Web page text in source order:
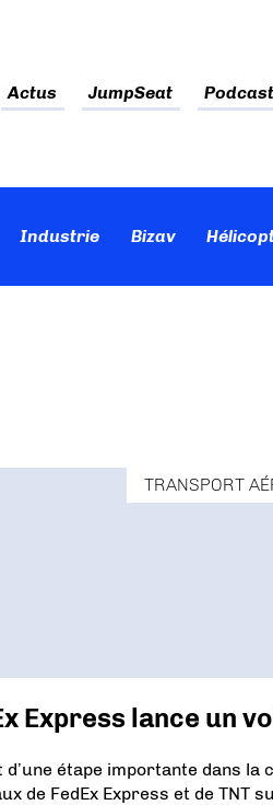
Actus JumpSeat
Industrie Bizav
TRANSPORT
Express lance un
d’une étape importante dans la
de FedEx Express et de TNT